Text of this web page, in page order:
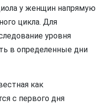
у женщин напрямую
цикла. Для
уровня
в определенные дни
как
с первого дня